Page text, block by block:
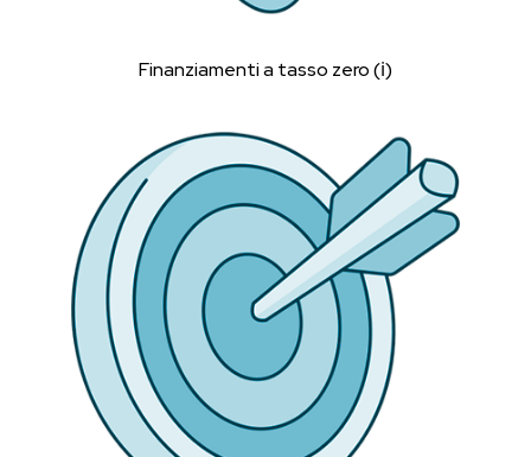
Finanziamenti a tasso zero (ℹ︎)